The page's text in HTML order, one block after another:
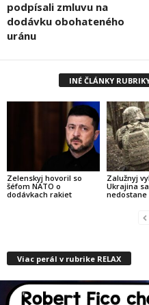
podpísali zmluvu na
dodávku obohateného
uránu
INÉ ČLÁNKY
Zelenskyj hovoril so
šéfom NATO o
dodávkach rakiet
Zalužnyj
Ukrajina
nedostane
Viac perál v rubrike RELAX